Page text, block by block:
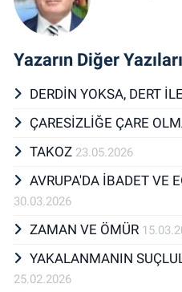
Yazarın Diğer Yazıları
DERDİN YOKSA, DERT
ÇARESİZLİĞE ÇARE
TAKOZ 23.05.2026
AVRUPA'DA İBADET VE
30.03.2026
ZAMAN VE ÖMÜR
YAKALANMANIN
25.02.2026